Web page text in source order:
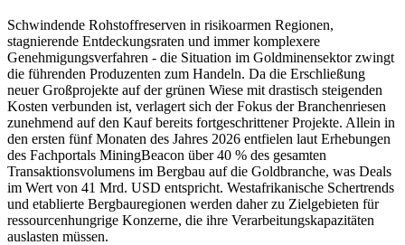
Schwindende Rohstoffreserven in risikoarmen Regionen,
stagnierende Entdeckungsraten und immer komplexere
Genehmigungsverfahren - die Situation im Goldminensektor zwingt
die führenden Produzenten zum Handeln. Da die Erschließung
neuer Großprojekte auf der grünen Wiese mit drastisch steigenden
Kosten verbunden ist, verlagert sich der Fokus der Branchenriesen
zunehmend auf den Kauf bereits fortgeschrittener Projekte. Allein in
den ersten fünf Monaten des Jahres 2026 entfielen laut Erhebungen
des Fachportals MiningBeacon über 40 % des gesamten
Transaktionsvolumens im Bergbau auf die Goldbranche, was Deals
im Wert von 41 Mrd. USD entspricht. Westafrikanische Schertrends
und etablierte Bergbauregionen werden daher zu Zielgebieten für
ressourcenhungrige Konzerne, die ihre Verarbeitungskapazitäten
auslasten müssen.